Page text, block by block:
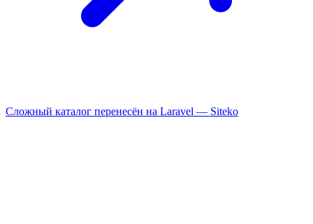
Сложный каталог перенесён на Laravel — Siteko